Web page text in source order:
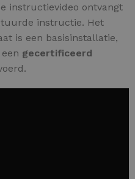
instructievideo ontvangt
instructie. Het
is een basisinstallatie,
gecertificeerd